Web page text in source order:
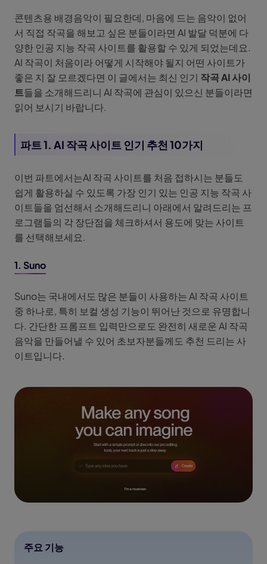
콘텐츠용 배경음악이 필요한데, 마음에 드는 음악이 없어
서 직접 작곡을 해보고 싶은 분들이라면 AI 발달 덕분에 다
양한 인공 지능 작곡 사이트를 활용할 수 있게 되었는데요.
AI 작곡이 처음이라 어떻게 시작해야 될지 어떤 사이트가
좋은 지 잘 모르겠다면 이 글에서는 최신 인기 작곡 AI 사이
트들을 소개해드리니 AI 작곡에 관심이 있으신 분들이라면
읽어 보시기 바랍니다.
파트 1. AI 작곡 사이트 인기 추천 10가지
이번 파트에서는AI 작곡 사이트를 처음 접하시는 분들도
쉽게 활용하실 수 있도록 가장 인기 있는 인공 지능 작곡 사
이트들을 엄선해서 소개해드리니 아래에서 알려드리는 프
로그램들의 각 장단점을 체크하셔서 용도에 맞는 사이트
를 선택해보세요.
1. Suno
Suno는 국내에서도 많은 분들이 사용하는 AI 작곡 사이트
중 하나로, 특히 보컬 생성 기능이 뛰어난 것으로 유명합니
다. 간단한 프롬프트 입력만으로도 완전히 새로운 AI 작곡
음악을 만들어낼 수 있어 초보자분들께도 추천 드리는 사
이트입니다.
주요 기능